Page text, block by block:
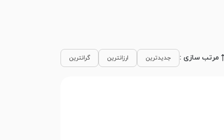
مرتب سازی : جدیدترین ارزانترین گرانترین